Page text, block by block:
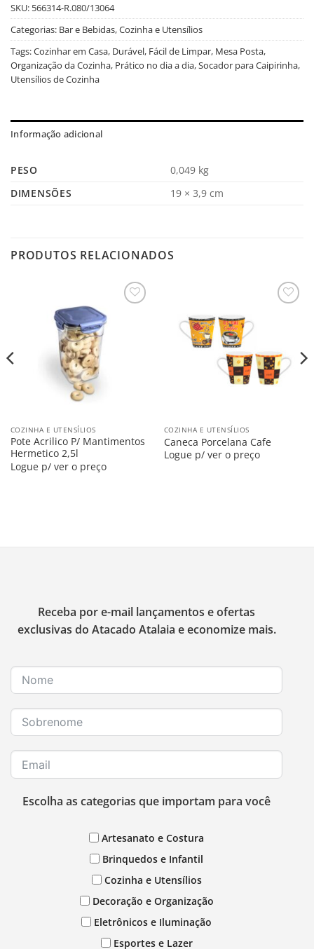
SKU: 566314-R.080/13064
Categorias: Bar e Bebidas,Cozinha e Utensílios
Tags:Cozinhar em Casa, Durável, Fácil de Limpar, Mesa Posta,
Organização da Cozinha, Prático no dia a dia,Socador para Caipirinha,
Utensílios de Cozinha
Informação adicional
PESO
0,049 kg
DIMENSÕES
19 × 3,9 cm
PRODUTOS RELACIONADOS
COZINHA E UTENSÍLIOS
Pote Acrilico P/ Mantimentos
Hermetico 2,5l
Logue p/ ver o preço
COZINHA E UTENSÍLIOS
Caneca Porcelana Cafe
Logue p/ ver o preço
Receba por e-mail lançamentos e ofertas
exclusivas do Atacado Atalaia e economize mais.
Escolha as categorias que importam para você
Artesanato e Costura
Brinquedos e Infantil
Cozinha e Utensílios
Decoração e Organização
Eletrônicos e Iluminação
Esportes e Lazer